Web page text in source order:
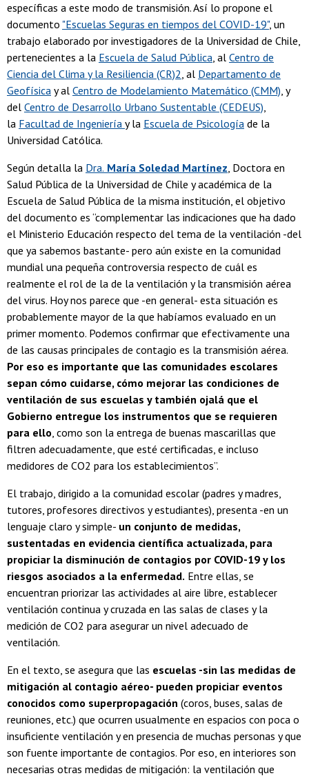
específicas a este modo de transmisión. Así lo propone el
documento "Escuelas Seguras en tiempos del COVID-19", un
trabajo elaborado por investigadores de la Universidad de Chile,
pertenecientes a la Escuela de Salud Pública, al Centro de
Ciencia del Clima y la Resiliencia (CR)2, al Departamento de
Geofísica y al Centro de Modelamiento Matemático (CMM), y
del Centro de Desarrollo Urbano Sustentable (CEDEUS),
la Facultad de Ingeniería y la Escuela de Psicología de la
Universidad Católica.
Según detalla la Dra. María Soledad Martínez, Doctora en
Salud Pública de la Universidad de Chile y académica de la
Escuela de Salud Pública de la misma institución, el objetivo
del documento es “complementar las indicaciones que ha dado
el Ministerio Educación respecto del tema de la ventilación -del
que ya sabemos bastante- pero aún existe en la comunidad
mundial una pequeña controversia respecto de cuál es
realmente el rol de la de la ventilación y la transmisión aérea
del virus. Hoy nos parece que -en general- esta situación es
probablemente mayor de la que habíamos evaluado en un
primer momento. Podemos confirmar que efectivamente una
de las causas principales de contagio es la transmisión aérea.
Por eso es importante que las comunidades escolares
sepan cómo cuidarse, cómo mejorar las condiciones de
ventilación de sus escuelas y también ojalá que el
Gobierno entregue los instrumentos que se requieren
para ello, como son la entrega de buenas mascarillas que
filtren adecuadamente, que esté certificadas, e incluso
medidores de CO2 para los establecimientos”.
El trabajo, dirigido a la comunidad escolar (padres y madres,
tutores, profesores directivos y estudiantes), presenta -en un
lenguaje claro y simple- un conjunto de medidas,
sustentadas en evidencia científica actualizada, para
propiciar la disminución de contagios por COVID-19 y los
riesgos asociados a la enfermedad. Entre ellas, se
encuentran priorizar las actividades al aire libre, establecer
ventilación continua y cruzada en las salas de clases y la
medición de CO2 para asegurar un nivel adecuado de
ventilación.
En el texto, se asegura que las escuelas -sin las medidas de
mitigación al contagio aéreo- pueden propiciar eventos
conocidos como superpropagación (coros, buses, salas de
reuniones, etc.) que ocurren usualmente en espacios con poca o
insuficiente ventilación y en presencia de muchas personas y que
son fuente importante de contagios. Por eso, en interiores son
necesarias otras medidas de mitigación: la ventilación que